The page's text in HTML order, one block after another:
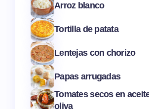
Arroz blanco
Tortilla de patata
Lentejas con chorizo
Papas arrugadas
Tomates secos en
oliva